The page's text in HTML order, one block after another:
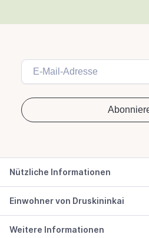
Nützliche Informationen
Einwohner von Druskininkai
Weitere Informationen